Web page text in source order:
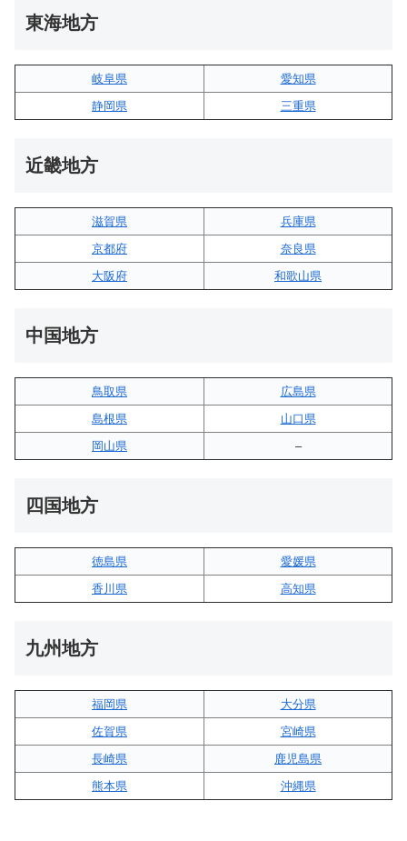
東海地方
岐阜県
愛知県
静岡県
三重県
近畿地方
滋賀県
兵庫県
京都府
奈良県
大阪府
和歌山県
中国地方
鳥取県
広島県
島根県
山口県
岡山県
–
四国地方
徳島県
愛媛県
香川県
高知県
九州地方
福岡県
大分県
佐賀県
宮崎県
長崎県
鹿児島県
熊本県
沖縄県